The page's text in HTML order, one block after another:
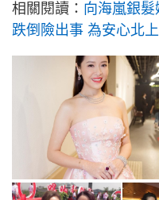
相關閱讀： 向海嵐銀
跌倒險出事 為安心北